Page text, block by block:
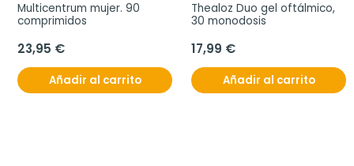
Multicentrum mujer. 90
comprimidos
23,95 €
Añadir al carrito
Thealoz Duo gel oftálmico,
30 monodosis
17,99 €
Añadir al carrito